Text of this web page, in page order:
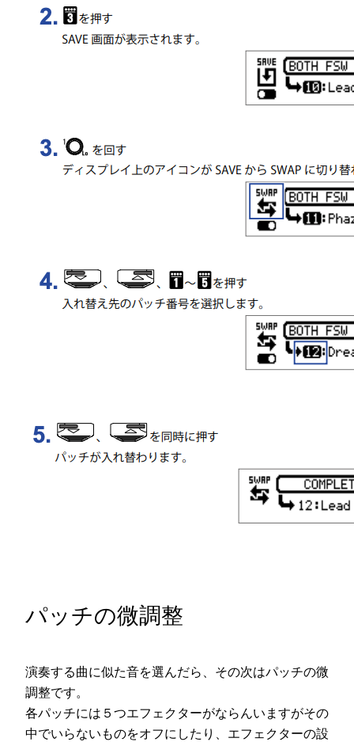
パッチの微調整
演奏する曲に似た音を選んだら、その次はパッチの微
調整です。
各パッチには５つエフェクターがならんいますがその
中でいらないものをオフにしたり、エフェクターの設